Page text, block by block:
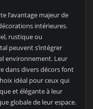
l’avantage majeur de
intérieures.
rustique ou
peuvent s’intégrer
environnement. Leur
dans divers décors font
idéal pour ceux qui
et élégante à leur
globale de leur espace.